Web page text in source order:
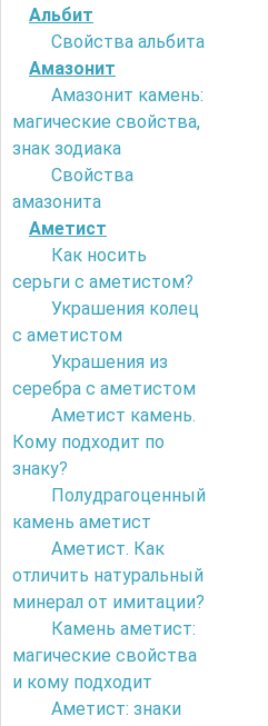
Альбит
Свойства альбита
Амазонит
Амазонит камень:
магические свойства,
знак зодиака
Свойства
амазонита
Аметист
Как носить
серьги с аметистом?
Украшения колец
с аметистом
Украшения из
серебра с аметистом
Аметист камень.
Кому подходит по
знаку?
Полудрагоценный
камень аметист
Аметист. Как
отличить натуральный
минерал от имитации?
Камень аметист:
магические свойства
и кому подходит
Аметист: знаки